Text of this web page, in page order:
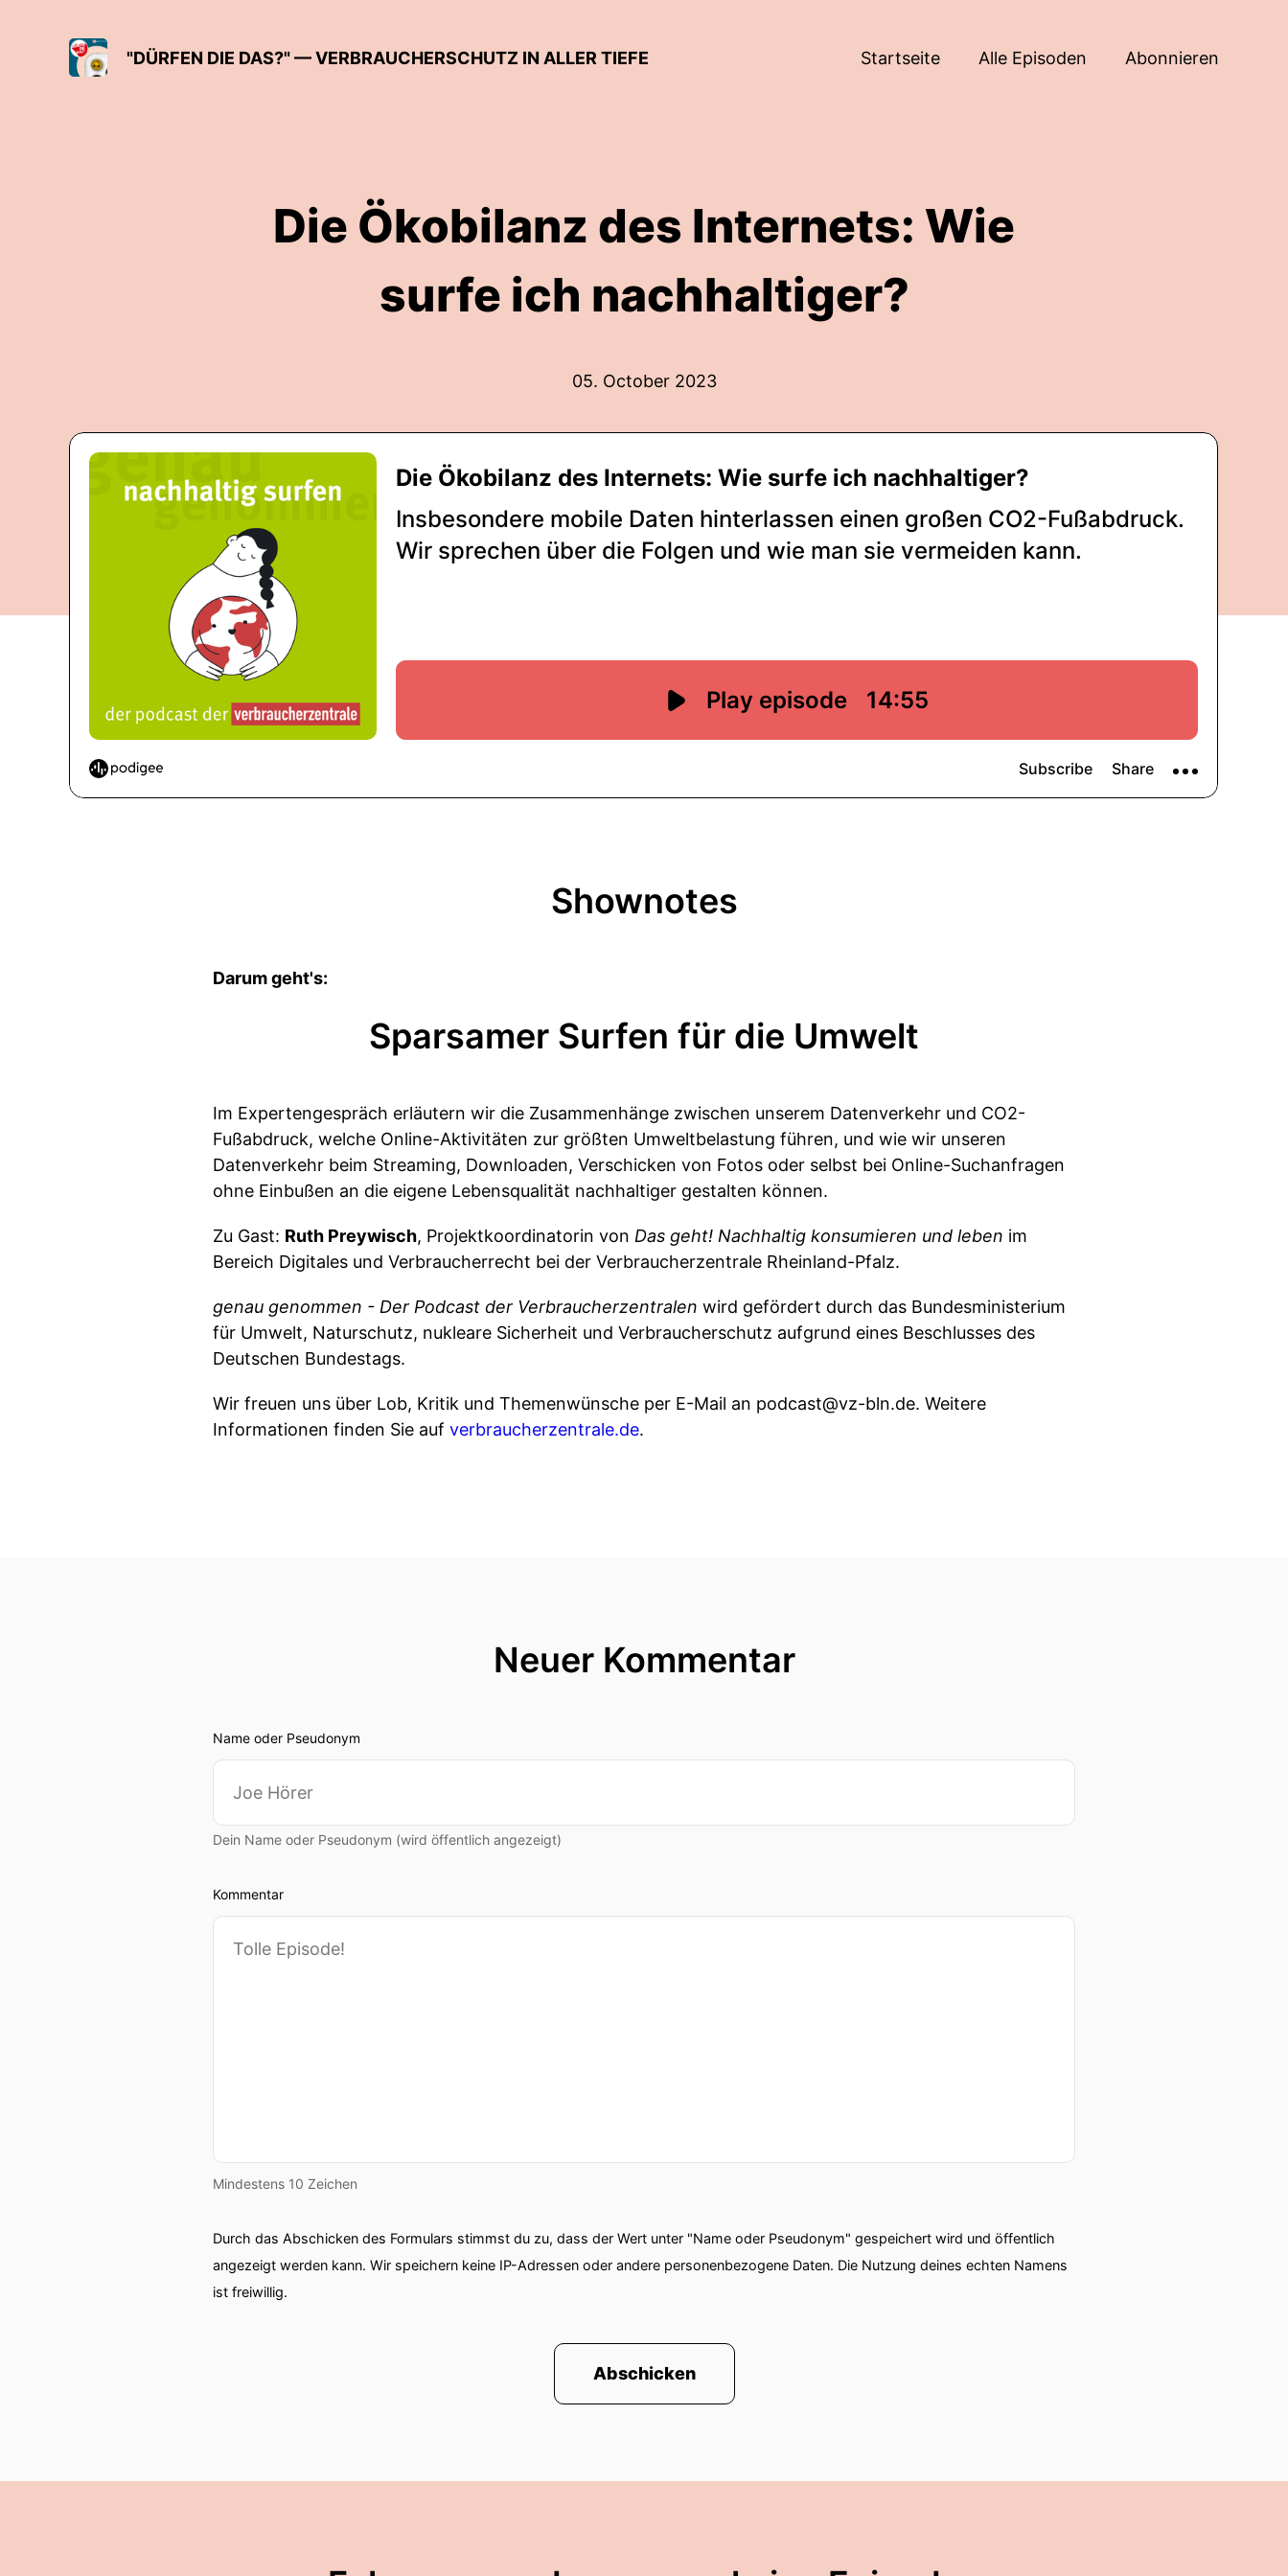
"DÜRFEN DIE DAS?" — VERBRAUCHERSCHUTZ IN ALLER TIEFE Startseite Alle Episoden Abonnieren
Die Ökobilanz des Internets: Wie
surfe ich nachhaltiger?
05. October 2023
Shownotes
Darum geht's:
Sparsamer Surfen für die Umwelt
Im Expertengespräch erläutern wir die Zusammenhänge zwischen unserem Datenverkehr und CO2-
Fußabdruck, welche Online-Aktivitäten zur größten Umweltbelastung führen, und wie wir unseren
Datenverkehr beim Streaming, Downloaden, Verschicken von Fotos oder selbst bei Online-Suchanfragen
ohne Einbußen an die eigene Lebensqualität nachhaltiger gestalten können.
Zu Gast: Ruth Preywisch, Projektkoordinatorin von Das geht! Nachhaltig konsumieren und leben im
Bereich Digitales und Verbraucherrecht bei der Verbraucherzentrale Rheinland-Pfalz.
genau genommen - Der Podcast der Verbraucherzentralen wird gefördert durch das Bundesministerium
für Umwelt, Naturschutz, nukleare Sicherheit und Verbraucherschutz aufgrund eines Beschlusses des
Deutschen Bundestags.
Wir freuen uns über Lob, Kritik und Themenwünsche per E-Mail an podcast@vz-bln.de. Weitere
Informationen finden Sie auf verbraucherzentrale.de.
Neuer Kommentar
Name oder Pseudonym
Dein Name oder Pseudonym (wird öffentlich angezeigt)
Kommentar
Mindestens 10 Zeichen
Durch das Abschicken des Formulars stimmst du zu, dass der Wert unter "Name oder Pseudonym" gespeichert wird und öffentlich
angezeigt werden kann. Wir speichern keine IP-Adressen oder andere personenbezogene Daten. Die Nutzung deines echten Namens
ist freiwillig.
Abschicken